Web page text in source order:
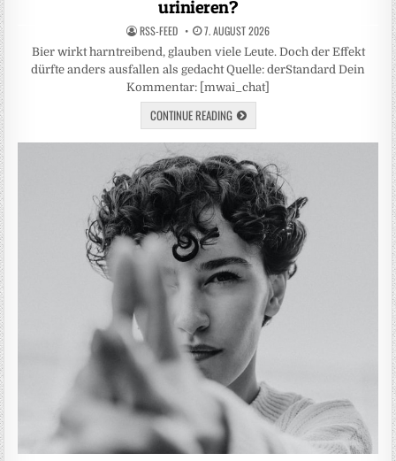
urinieren?
RSS-FEED 7. AUGUST 2026
Bier wirkt harntreibend, glauben viele Leute. Doch der Effekt
dürfte anders ausfallen als gedacht Quelle: derStandard Dein
Kommentar: [mwai_chat]
CONTINUE READING